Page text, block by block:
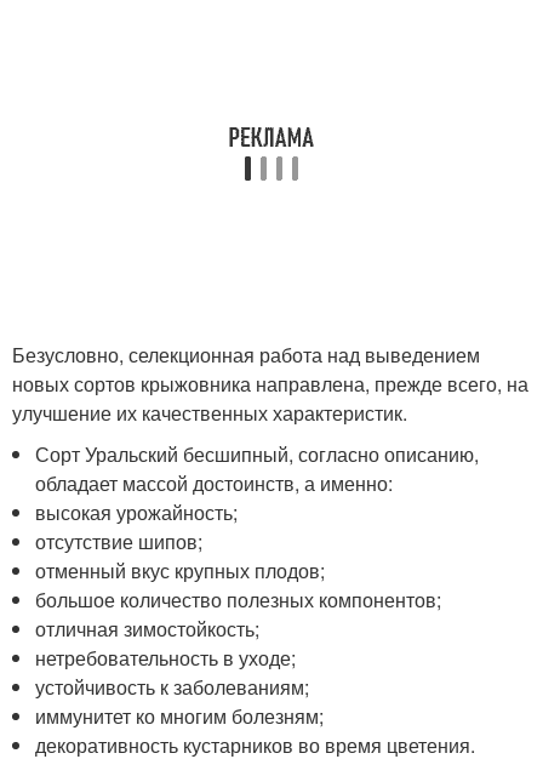
Безусловно, селекционная работа над выведением
новых сортов крыжовника направлена, прежде всего, на
улучшение их качественных характеристик.
Сорт Уральский бесшипный, согласно описанию,
обладает массой достоинств, а именно:
высокая урожайность;
отсутствие шипов;
отменный вкус крупных плодов;
большое количество полезных компонентов;
отличная зимостойкость;
нетребовательность в уходе;
устойчивость к заболеваниям;
иммунитет ко многим болезням;
декоративность кустарников во время цветения.